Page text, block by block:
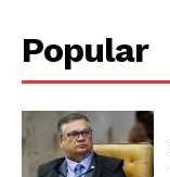
Popular